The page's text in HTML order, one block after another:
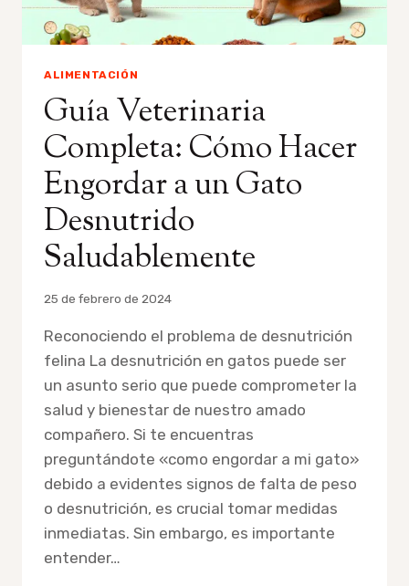
ALIMENTACIÓN
Guía Veterinaria
Completa: Cómo Hacer
Engordar a un Gato
Desnutrido
Saludablemente
Por
25 de febrero de 2024
Reconociendo el problema de desnutrición
felina La desnutrición en gatos puede ser
un asunto serio que puede comprometer la
salud y bienestar de nuestro amado
compañero. Si te encuentras
preguntándote «como engordar a mi gato»
debido a evidentes signos de falta de peso
o desnutrición, es crucial tomar medidas
inmediatas. Sin embargo, es importante
entender…